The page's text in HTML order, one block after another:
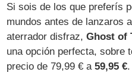
Si sois de los que preferís
mundos antes de lanzaros
aterrador disfraz,Ghost of
una opción perfecta, sobre
precio de 79,99 € a59,95 €.